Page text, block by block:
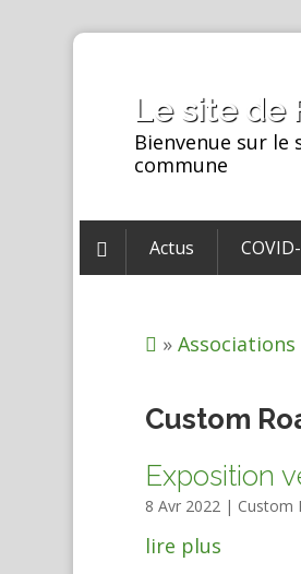
Le site de
Bienvenue sur le
commune
 Actus
 »Associations
Custom
Exposition
8 Avr 2022 | Custom
lire plus